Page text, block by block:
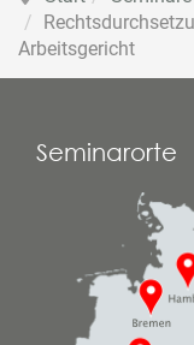
Arbeitsgericht
Seminarorte